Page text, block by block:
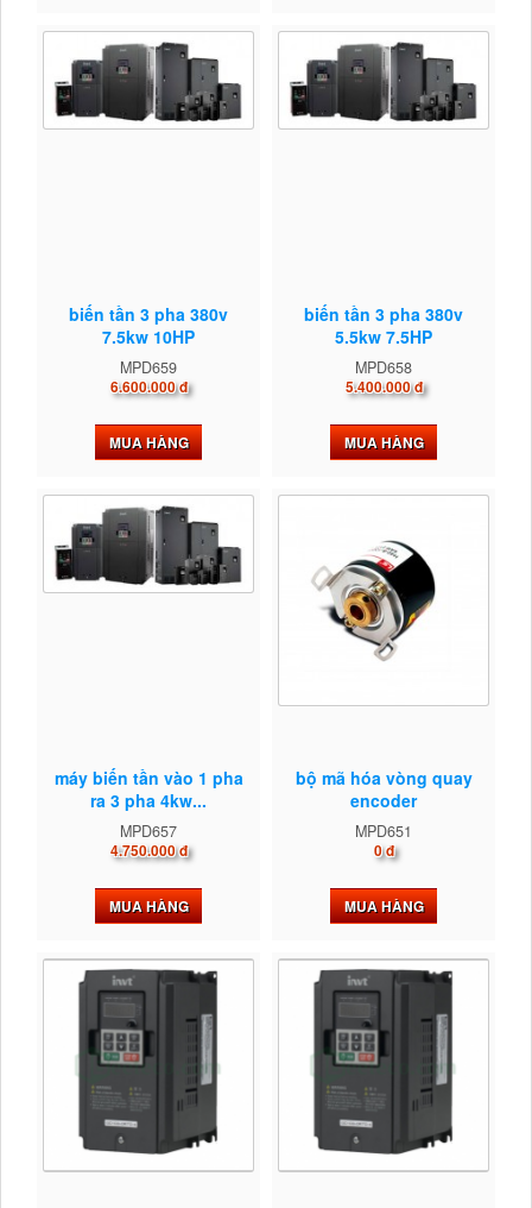
biến tần 3 pha 380v
7.5kw 10HP
MPD659
6.600.000 đ
MUA HÀNG
biến tần 3 pha 380v
5.5kw 7.5HP
MPD658
5.400.000 đ
MUA HÀNG
máy biến tần vào 1 pha
ra 3 pha 4kw...
MPD657
4.750.000 đ
MUA HÀNG
bộ mã hóa vòng quay
encoder
MPD651
0 đ
MUA HÀNG